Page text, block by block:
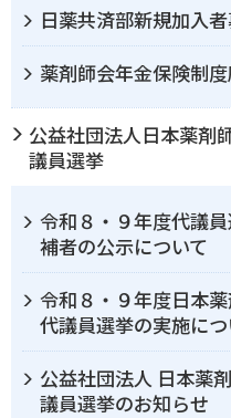
日薬共済部新規加入
薬剤師会年金保険制
公益社団法人日本薬剤
議員選挙
令和８・９年度代議
補者の公示について
令和８・９年度日本
代議員選挙の実施につ
公益社団法人 日本薬
議員選挙のお知らせ